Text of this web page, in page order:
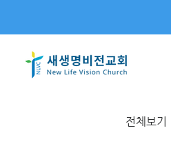
전체보기